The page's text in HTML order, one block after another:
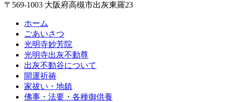
〒569-1003 大阪府高槻市出灰東羅23
ホーム
ごあいさつ
光明寺妙芳院
光明寺出灰不動尊
出灰不動谷について
開運祈祷
家祓い・地鎮
佛事・法要・各種御供養